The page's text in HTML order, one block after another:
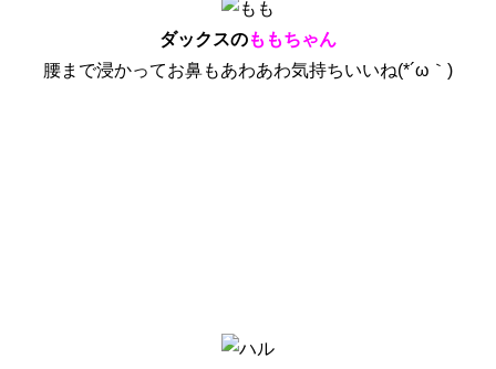
ダックスのももちゃん
腰まで浸かってお鼻もあわあわ気持ちいいね(*´ω｀)